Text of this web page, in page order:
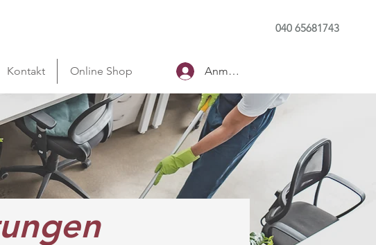
Kontakt Online Shop
040 65681743
Anmelden